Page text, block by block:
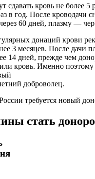
сдавать кровь не более 5
в год. После кроводачи
60 дней, плазму —
донаций крови
3 месяцев. После дачи
14 дней, прежде чем
кровь. Именно поэтому
доброволец.
требуется новый
стать